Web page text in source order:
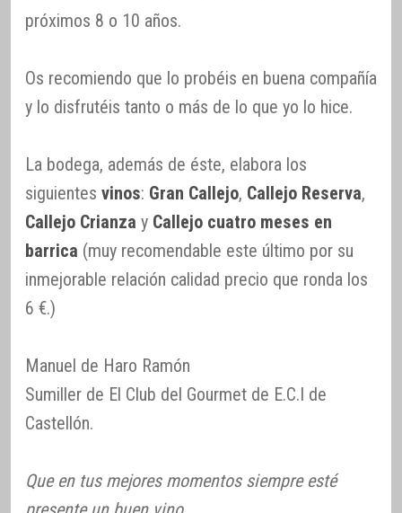
próximos 8 o 10 años.
Os recomiendo que lo probéis en buena compañía
y lo disfrutéis tanto o más de lo que yo lo hice.
La bodega, además de éste, elabora los
siguientes vinos: Gran Callejo, Callejo Reserva,
Callejo Crianza y Callejo cuatro meses en
barrica (muy recomendable este último por su
inmejorable relación calidad precio que ronda los
6 €.)
Manuel de Haro Ramón
Sumiller de El Club del Gourmet de E.C.I de
Castellón.
Que en tus mejores momentos siempre esté